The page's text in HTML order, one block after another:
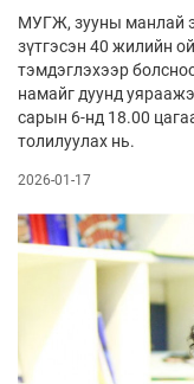
МУГЖ, зууны манлай
зүтгэсэн 40 жилийн
тэмдэглэхээр
намайг дуунд
сарын 6-нд 18.00
толилуулах нь.
2026-01-17